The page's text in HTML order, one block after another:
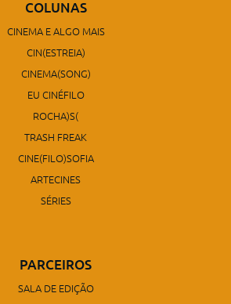
COLUNAS
CINEMA E ALGO MAIS
CIN(ESTREIA)
CINEMA(SONG)
EU CINÉFILO
ROCHA)S(
TRASH FREAK
CINE(FILO)SOFIA
ARTECINES
SÉRIES
PARCEIROS
SALA DE EDIÇÃO